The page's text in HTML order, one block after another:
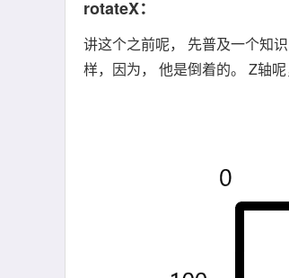
rotateX：
讲这个之前呢， 先普及一个知
样，因为， 他是倒着的。 Z轴